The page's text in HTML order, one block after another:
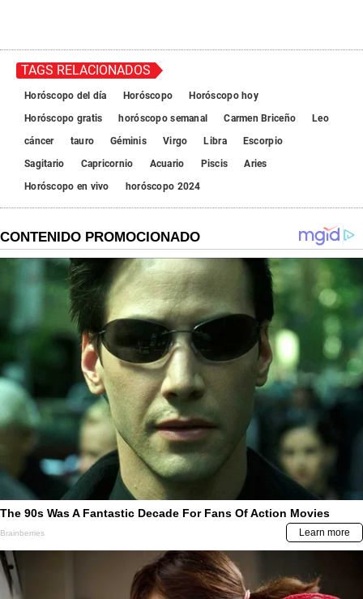
TAGS RELACIONADOS
Horóscopo del día Horóscopo
Horóscopo hoy
Horóscopo gratis
horóscopo semanal Carmen Briceño
Leo
cáncer
tauro Géminis Virgo Libra
Escorpio
Sagitario
Capricornio Acuario Piscis
Aries
Horóscopo en vivo
horóscopo 2024